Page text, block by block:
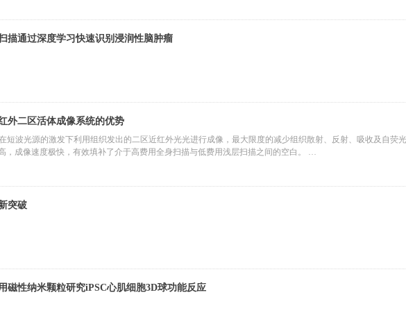
描通过深度学习快速识别浸润性脑肿瘤
外二区活体成像系统的优势
短波光源的激发下利用组织发出的二区近红外光光进行成像，最大限度的减少组织散射、反射、吸收及自荧
，成像速度极快，有效填补了介于高费用全身扫描与低费用浅层扫描之间的空白。
突破
磁性纳米颗粒研究iPSC心肌细胞3D球功能反应